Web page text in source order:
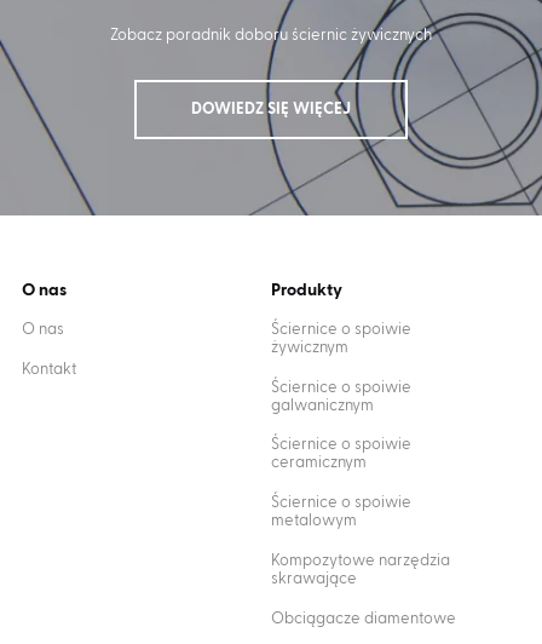
Zobacz poradnik doboru ściernic żywicznych
DOWIEDZ SIĘ WIĘCEJ
O nas
O nas
Kontakt
Produkty
Ściernice o spoiwie
żywicznym
Ściernice o spoiwie
galwanicznym
Ściernice o spoiwie
ceramicznym
Ściernice o spoiwie
metalowym
Kompozytowe narzędzia
skrawające
Obciągacze diamentowe